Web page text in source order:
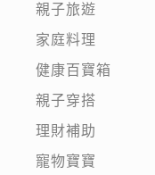
親子旅遊
家庭料理
健康百寶箱
親子穿搭
理財補助
寵物寶寶